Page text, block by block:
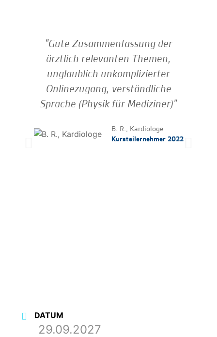
"Gute Zusammenfassung der
ärztlich relevanten Themen,
unglaublich unkomplizierter
Onlinezugang, verständliche
Sprache (Physik für Mediziner)"
B. R., Kardiologe
Kursteilernehmer 2022
DATUM
29.09.2027